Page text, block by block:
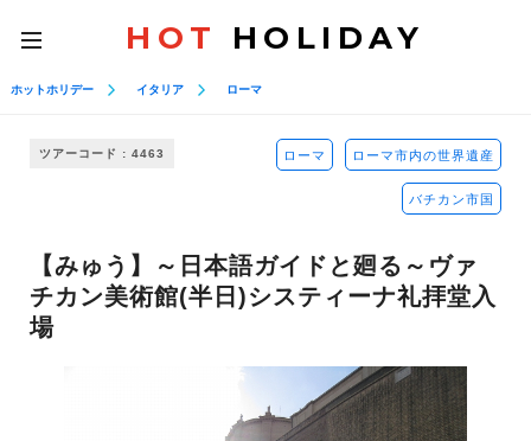
toggle
navigation
HOT HOLIDAY
ホットホリデー イタリア ローマ
ツアーコード : 4463 ローマ ローマ市内の世界遺産
バチカン市国
【みゅう】～日本語ガイドと廻る～ヴァ
チカン美術館(半日)システィーナ礼拝堂入
場